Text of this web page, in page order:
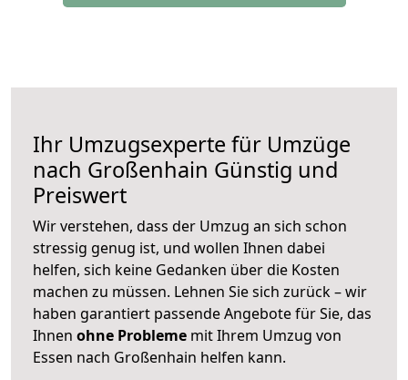
Ihr Umzugsexperte für Umzüge
nach Großenhain Günstig und
Preiswert
Wir verstehen, dass der Umzug an sich schon
stressig genug ist, und wollen Ihnen dabei
helfen, sich keine Gedanken über die Kosten
machen zu müssen. Lehnen Sie sich zurück – wir
haben garantiert passende Angebote für Sie, das
Ihnen ohne Probleme mit Ihrem Umzug von
Essen nach Großenhain helfen kann.